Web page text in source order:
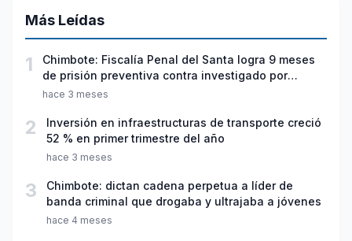
Más Leídas
1
Chimbote: Fiscalía Penal del Santa logra 9 meses
de prisión preventiva contra investigado por
violación sexual y tentativa de feminicidio
hace 3 meses
2
Inversión en infraestructuras de transporte creció
52 % en primer trimestre del año
hace 3 meses
3
Chimbote: dictan cadena perpetua a líder de
banda criminal que drogaba y ultrajaba a jóvenes
hace 4 meses